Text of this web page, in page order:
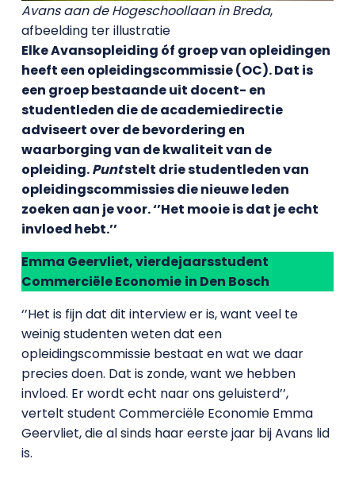
Avans aan de Hogeschoollaan in Breda,
afbeelding ter illustratie
Elke Avansopleiding óf groep van opleidingen
heeft een opleidingscommissie (OC). Dat is
een groep bestaande uit docent- en
studentleden die de academiedirectie
adviseert over de bevordering en
waarborging van de kwaliteit van de
opleiding.Puntstelt drie studentleden van
opleidingscommissies die nieuwe leden
zoeken aan je voor. ‘’Het mooie is dat je echt
invloed hebt.’’
Emma Geervliet, vierdejaarsstudent
Commerciële Economie in Den Bosch
‘’Het is fijn dat dit interview er is, want veel te
weinig studenten weten dat een
opleidingscommissie bestaat en wat we daar
precies doen. Dat is zonde, want we hebben
invloed. Er wordt echt naar ons geluisterd’’,
vertelt student Commerciële Economie Emma
Geervliet, die al sinds haar eerste jaar bij Avans lid
is.